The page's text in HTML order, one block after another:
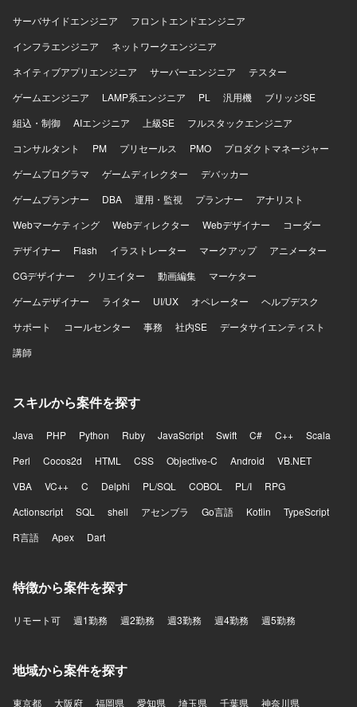
めることができます。 【開発環境】 Power Platform（モデ
ル駆動型アプリケーション、Power Automate）を中心とし
た環境での設計および検証を行います。
サーバサイドエンジニア
フロントエンドエンジニア
インフラエンジニア
ネットワークエンジニア
ネイティブアプリエンジニア
サーバーエンジニア
テスター
ゲームエンジニア
LAMP系エンジニア PL 汎用機
ブリッジSE
組込・制御
AIエンジニア 上級SE
フルスタックエンジニア
コンサルタント
PM プリセールス PMO
プロダクトマネージャー
ゲームプログラマ
ゲームディレクター
デバッカー
ゲームプランナー
DBA 運用・監視 プランナー
アナリスト
Webマーケティング
Webディレクター Webデザイナー
コーダー
デザイナー
Flash イラストレーター マークアップ
アニメーター
CGデザイナー
クリエイター 動画編集
マーケター
ゲームデザイナー
ライター UI/UX オペレーター
ヘルプデスク
サポート
コールセンター 事務 社内SE
データサイエンティスト
講師
スキルから案件を探す
Java PHP Python Ruby JavaScript Swift C# C++
Scala
Perl
Cocos2d HTML CSS Objective-C Android
VB.NET
VBA
VC++ C Delphi PL/SQL COBOL PL/I
RPG
Actionscript
SQL shell アセンブラ Go言語 Kotlin
TypeScript
R言語
Apex Dart
特徴から案件を探す
リモート可 週1勤務 週2勤務 週3勤務 週4勤務 週5勤務
地域から案件を探す
東京都 大阪府 福岡県 愛知県 埼玉県 千葉県 神奈川県